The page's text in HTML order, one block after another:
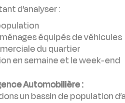
d’analyser :
équipés de véhicules
du quartier
en semaine et le week-end
Automobilière :
un bassin de population